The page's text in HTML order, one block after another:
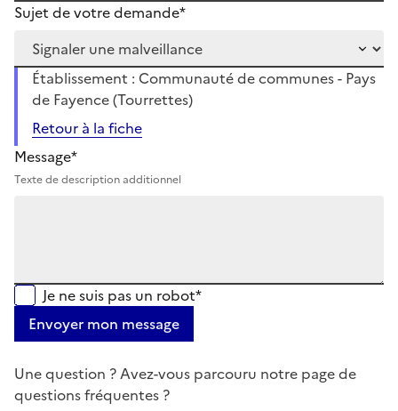
Sujet de votre demande*
Établissement : Communauté de communes - Pays
de Fayence (Tourrettes)
Retour à la fiche
Message*
Texte de description additionnel
Je ne suis pas un robot*
Envoyer mon message
Une question ? Avez-vous parcouru notre page de
questions fréquentes ?